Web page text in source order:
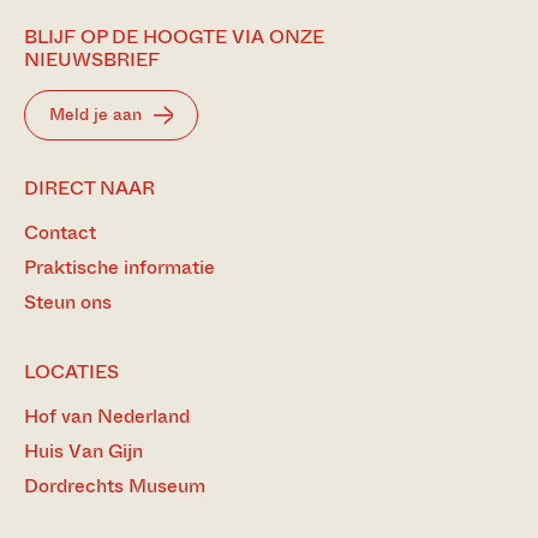
BLIJF OP DE HOOGTE VIA ONZE
NIEUWSBRIEF
Meld je aan
DIRECT NAAR
Contact
Praktische informatie
Steun ons
LOCATIES
Hof van Nederland
Huis Van Gijn
Dordrechts Museum